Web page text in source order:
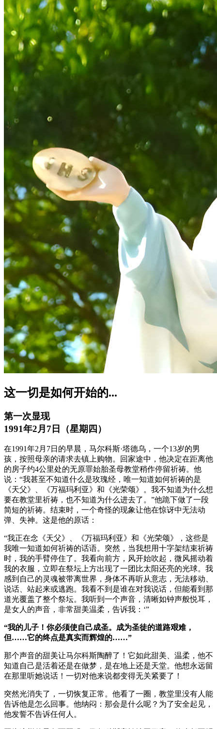
这一切是如何开始的...
第一次显现
1991年2月7日（星期四）
在1991年2月7日的早晨，马尔科斯·塔德乌，一个13岁的男
孩，按照母亲的请求去镇上购物。回家途中，他决定在距离他
的房子约4公里处的无原罪始胎圣母教堂稍作停留祈祷。他
说：“我甚至不知道什么是玫瑰经，唯一知道如何祈祷的是
《天父》、《万福玛利亚》和《光荣颂》。我不知道为什么想
要在教堂里祈祷，也不知道为什么进去了。”他跪下做了一段
简短的祈祷。结束时，一个奇怪的现象让他在惊讶中无法动
弹、失神。这是他的原话：
“我正在念《天父》、《万福玛利亚》和《光荣颂》，这些是
我唯一知道如何祈祷的话语。突然，当我想用十字架结束祈祷
时，我的手臂停住了。我看向前方，风开始吹起，微风摇动着
我的衣服，立即在祭坛上方出现了一团比太阳还亮的光球。我
感到自己的灵魂被带离世界，身体不再听从意志，无法移动、
说话、站起来或逃跑。我看不到是谁在对我说话，但能看到那
道光覆盖了整个祭坛。我听到一个声音，清晰如钟声般悦耳，
是女人的声音，非常甜美温柔，告诉我：‘”
“我的儿子！你必须使自己成圣。成为圣徒的道路艰难，
但……它的终点是真实而辉煌的……”
那个声音的甜美让马尔科斯陶醉了！它如此甜美、温柔，他不
知道自己是活着还是在做梦，是在地上还是天堂。他想永远留
在那里听她说话！一切对他来说都变得无关紧要了！
突然光消失了，一切恢复正常。他看了一圈，教堂里没有人能
告诉他是怎么回事。他纳闷：那会是什么呢？为了安全起见，
他发誓不告诉任何人。